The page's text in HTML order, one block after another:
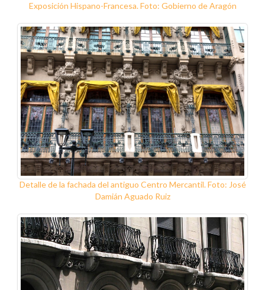
Exposición Hispano-Francesa. Foto: Gobierno de Aragón
Detalle de la fachada del antiguo Centro Mercantil. Foto: José
Damián Aguado Ruiz